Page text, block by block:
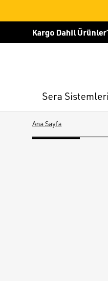
Kargo Dahil Ürünler
Sera Sistemleri
Ana Sayfa